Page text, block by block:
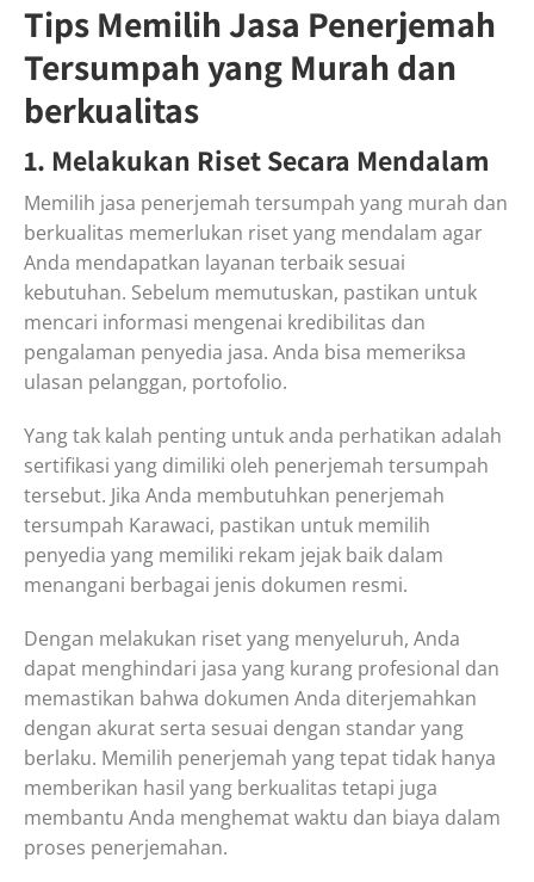
Tips Memilih Jasa Penerjemah
Tersumpah yang Murah dan
berkualitas
1. Melakukan Riset Secara Mendalam
Memilih jasa penerjemah tersumpah yang murah dan
berkualitas memerlukan riset yang mendalam agar
Anda mendapatkan layanan terbaik sesuai
kebutuhan. Sebelum memutuskan, pastikan untuk
mencari informasi mengenai kredibilitas dan
pengalaman penyedia jasa. Anda bisa memeriksa
ulasan pelanggan, portofolio.
Yang tak kalah penting untuk anda perhatikan adalah
sertifikasi yang dimiliki oleh penerjemah tersumpah
tersebut. Jika Anda membutuhkan penerjemah
tersumpah Karawaci, pastikan untuk memilih
penyedia yang memiliki rekam jejak baik dalam
menangani berbagai jenis dokumen resmi.
Dengan melakukan riset yang menyeluruh, Anda
dapat menghindari jasa yang kurang profesional dan
memastikan bahwa dokumen Anda diterjemahkan
dengan akurat serta sesuai dengan standar yang
berlaku. Memilih penerjemah yang tepat tidak hanya
memberikan hasil yang berkualitas tetapi juga
membantu Anda menghemat waktu dan biaya dalam
proses penerjemahan.